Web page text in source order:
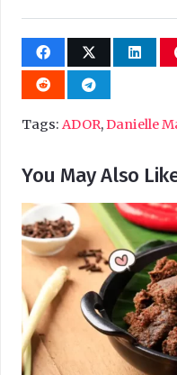
Tags: ADOR,Danielle
You May Also